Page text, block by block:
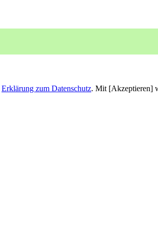
Erklärung zum Datenschutz. Mit [Akzeptieren]